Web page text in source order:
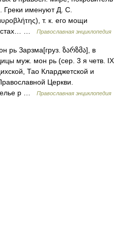
Греки именуют Д. С.
т. к. его мощи
…
Православная энциклопедия
рь Зарзма[груз. ზარზმა], в
муж. мон рь (сер. 3 я четв. IX
Тао Кларджетской и
Церкви.
р …
Православная энциклопедия